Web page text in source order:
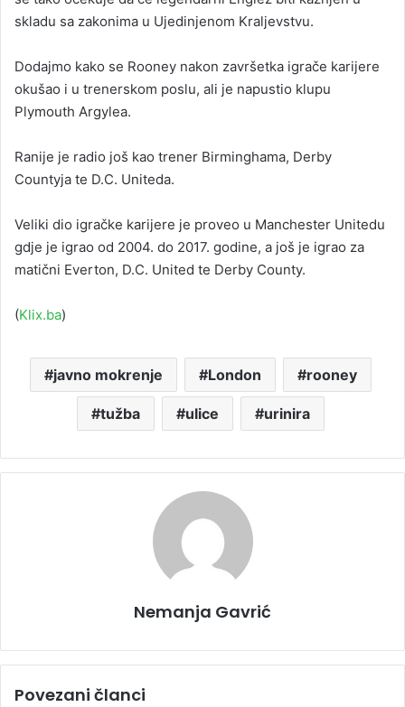
skladu sa zakonima u Ujedinjenom Kraljevstvu.
Dodajmo kako se Rooney nakon završetka igrače karijere
okušao i u trenerskom poslu, ali je napustio klupu
Plymouth Argylea.
Ranije je radio još kao trener Birminghama, Derby
Countyja te D.C. Uniteda.
Veliki dio igračke karijere je proveo u Manchester Unitedu
gdje je igrao od 2004. do 2017. godine, a još je igrao za
matični Everton, D.C. United te Derby County.
(Klix.ba)
javno mokrenje London rooney
tužba ulice urinira
Nemanja Gavrić
Povezani članci